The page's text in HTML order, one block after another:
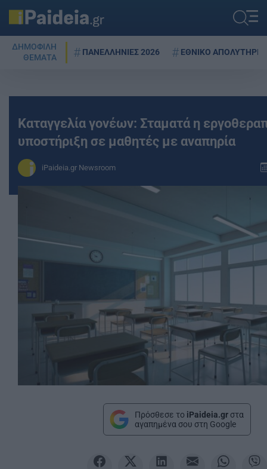
ΔΗΜΟΦΙΛΗ
ΘΕΜΑΤΑ
ΠΑΝΕΛΛΗΝΙΕΣ 2026 ΕΘΝΙΚΟ ΑΠΟΛΥΤΗΡΙΟ
Καταγγελία γονέων: Σταματά η
υποστήριξη σε μαθητές με αναπηρία
iPaideia.gr Newsroom
Πρόσθεσε το iPaideia.gr στα
αγαπημένα σου στη Google